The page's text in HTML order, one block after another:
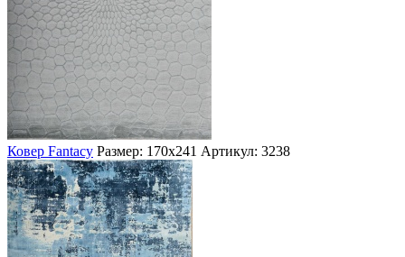
Ковер Fantacy Размер: 170х241 Артикул: 3238